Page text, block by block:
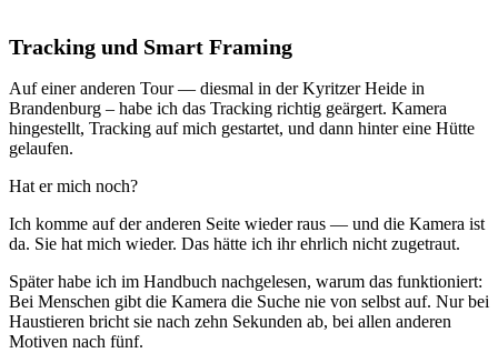
Tracking und Smart Framing
Auf einer anderen Tour — diesmal in der Kyritzer Heide in
Brandenburg – habe ich das Tracking richtig geärgert. Kamera
hingestellt, Tracking auf mich gestartet, und dann hinter eine Hütte
gelaufen.
Hat er mich noch?
Ich komme auf der anderen Seite wieder raus — und die Kamera ist
da. Sie hat mich wieder. Das hätte ich ihr ehrlich nicht zugetraut.
Später habe ich im Handbuch nachgelesen, warum das funktioniert:
Bei Menschen gibt die Kamera die Suche nie von selbst auf. Nur bei
Haustieren bricht sie nach zehn Sekunden ab, bei allen anderen
Motiven nach fünf.